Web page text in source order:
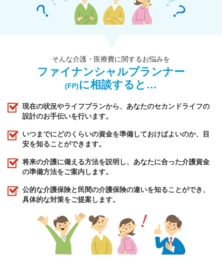
そんな介護・医療費に関するお悩みを
ファイナンシャルプランナー
(FP)に相談すると…
現在の状況やライフプランから、あなたのセカンドライフの
設計のお手伝いを行います。
いつまでにどのくらいの資金を準備しておけばよいのか、目
安を知ることができます。
将来の介護に備える方法を説明し、あなたに合った介護資金
の準備方法をご案内します。
公的な介護保険と民間の介護保険の違いを知ることができ、
具体的な対策をご提案します。